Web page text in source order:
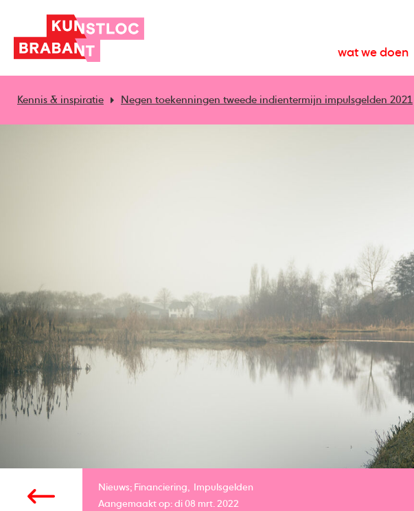
wat we doen
Kennis & inspiratie Negen toekenningen tweede indientermijn impulsgelden 2021
Nieuws; Financiering
Impulsgelden
Aangemaakt op: di 08 mrt. 2022